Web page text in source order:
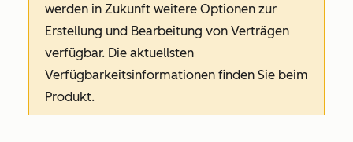
werden in Zukunft weitere Optionen zur
Erstellung und Bearbeitung von Verträgen
verfügbar. Die aktuellsten
Verfügbarkeitsinformationen finden Sie beim
Produkt.